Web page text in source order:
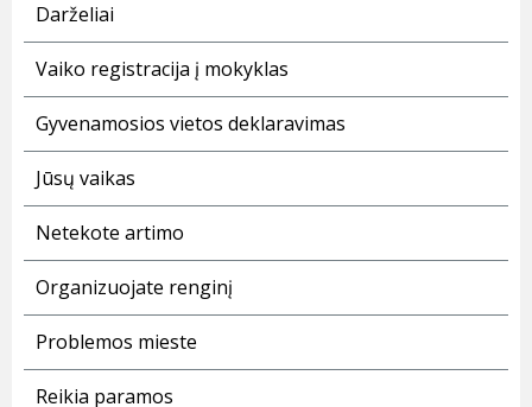
Darželiai
Vaiko registracija į mokyklas
Gyvenamosios vietos deklaravimas
Jūsų vaikas
Netekote artimo
Organizuojate renginį
Problemos mieste
Reikia paramos